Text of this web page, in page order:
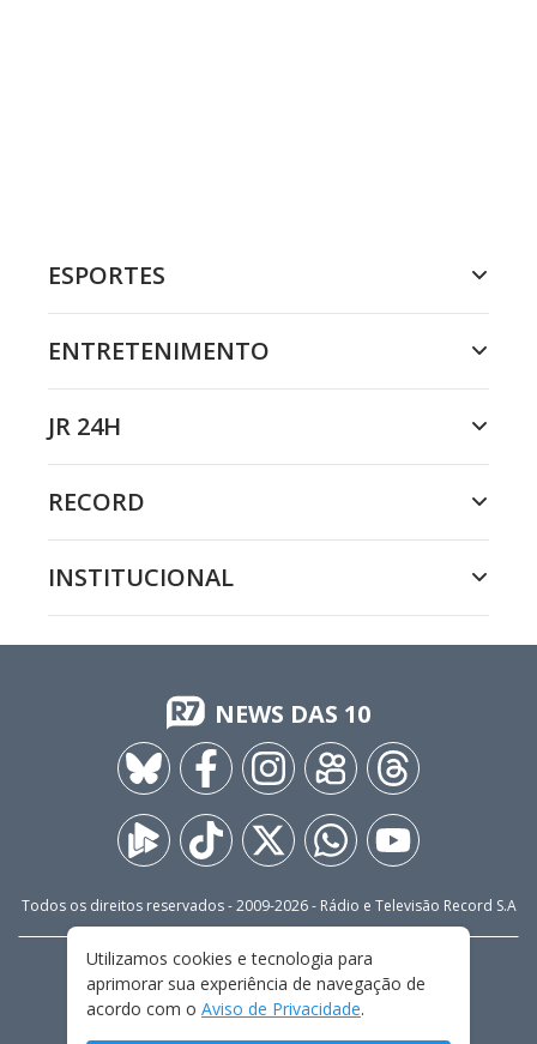
ESPORTES
ENTRETENIMENTO
JR 24H
RECORD
INSTITUCIONAL
NEWS DAS 10
Todos os direitos reservados - 2009-2026- Rádio e Televisão Record S.A
FALE CONOSCO
PRIVACIDADE
TERMOS E CONDIÇÕES DE USO
Utilizamos cookies e tecnologia para
aprimorar sua experiência de navegação de
acordo com o Aviso de Privacidade.